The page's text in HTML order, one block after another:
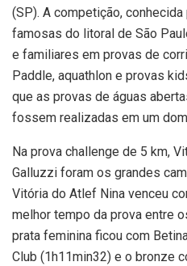
(SP). A competição,
famosas do litoral de São
e familiares em provas de
Paddle, aquathlon e provas
que as provas de águas
fossem realizadas em um
Na prova challenge de 5 km,
Galluzzi foram os grandes
Vitória do Atlef Nina venceu
melhor tempo da prova entre
prata feminina ficou com
Club (1h11min32) e o bronze